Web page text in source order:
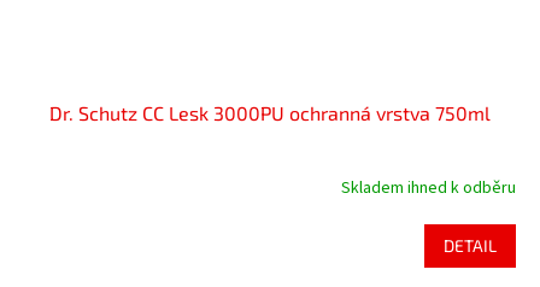
Dr. Schutz CC Lesk 3000PU ochranná vrstva 750ml
Skladem ihned k odběru
DETAIL